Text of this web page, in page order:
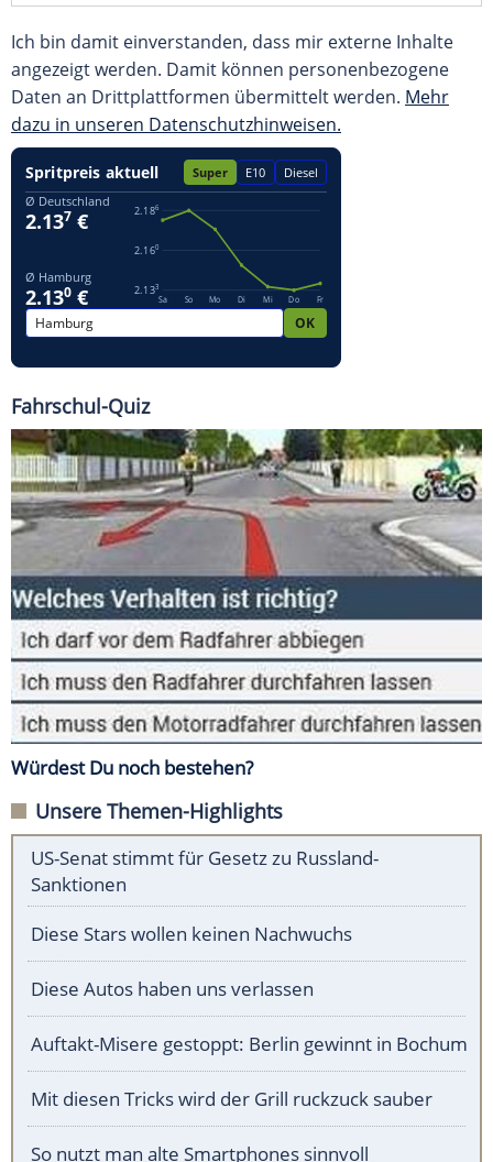
Ich bin damit einverstanden, dass mir externe Inhalte
angezeigt werden. Damit können personenbezogene
Daten an Drittplattformen übermittelt werden. Mehr
dazu in unseren Datenschutzhinweisen.
Fahrschul-Quiz
Würdest Du noch bestehen?
Unsere Themen-Highlights
US-Senat stimmt für Gesetz zu Russland-
Sanktionen
Diese Stars wollen keinen Nachwuchs
Diese Autos haben uns verlassen
Auftakt-Misere gestoppt: Berlin gewinnt in Bochum
Mit diesen Tricks wird der Grill ruckzuck sauber
So nutzt man alte Smartphones sinnvoll